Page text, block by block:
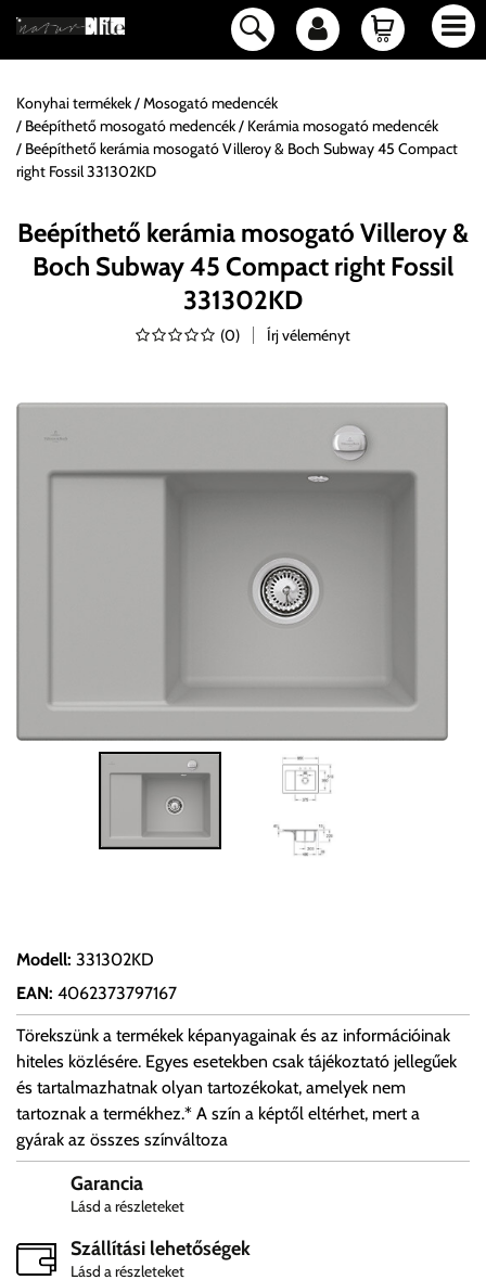
Konyhai termékek
Mosogató medencék
Beépíthető mosogató medencék
Kerámia mosogató medencék
Beépíthető kerámia mosogató Villeroy & Boch Subway 45 Compact
right Fossil 331302KD
Beépíthető kerámia mosogató Villeroy &
Boch Subway 45 Compact right Fossil
331302KD
(0) Írj véleményt
Modell: 331302KD
EAN: 4062373797167
Törekszünk a termékek képanyagainak és az információinak
hiteles közlésére. Egyes esetekben csak tájékoztató jellegűek
és tartalmazhatnak olyan tartozékokat, amelyek nem
tartoznak a termékhez.* A szín a képtől eltérhet, mert a
gyárak az összes színváltoza
Garancia
Lásd a részleteket
Szállítási lehetőségek
Lásd a részleteket